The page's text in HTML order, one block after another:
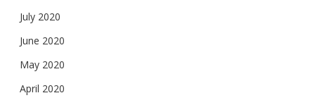
July 2020
June 2020
May 2020
April 2020